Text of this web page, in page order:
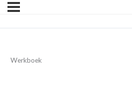
Werkboek